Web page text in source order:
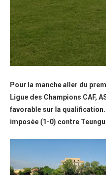
Pour la manche aller du
Ligue des Champions CAF,
favorable sur la qualification.
imposée (1-0) contre